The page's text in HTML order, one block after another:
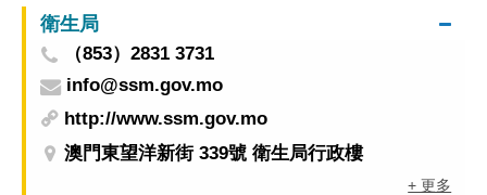
衛生局
（853）2831 3731
info@ssm.gov.mo
http://www.ssm.gov.mo
澳門東望洋新街 339號 衛生局行政樓
+ 更多